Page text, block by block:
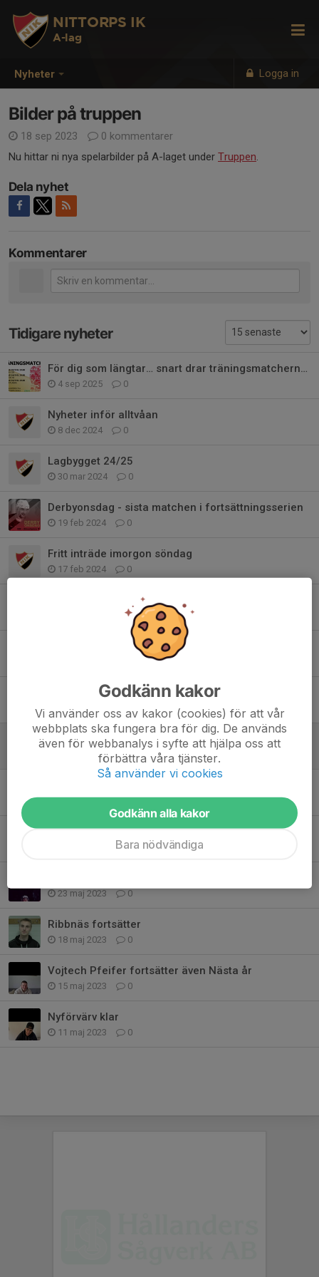
Nyheter Logga in
NITTORPS IK
A-lag
Bilder på truppen
18 sep 2023
0 kommentarer
Nu hittar ni nya spelarbilder på A-laget under Truppen.
Dela nyhet
Kommentarer
Tidigare nyheter
För dig som längtar… snart drar träningsmatcherna igång
4 sep 2025 0
Nyheter inför alltvåan
8 dec 2024 0
Lagbygget 24/25
30 mar 2024 0
Derbyonsdag - sista matchen i fortsättningsserien
19 feb 2024 0
Fritt inträde imorgon söndag
17 feb 2024 0
3 hemmamatcher på raken!
0
Hockeytipsen är rättade!
Ändrad dag och tid för helgens match mot GSK
12 dec 2023
Bilder på truppen
18 sep 2023 0
9 sep 2023 0
Rolans Vasiljevs fortsätter
0
23 maj 2023 0
Ribbnäs fortsätter
18 maj 2023 0
Vojtech Pfeifer fortsätter även Nästa år
15 maj 2023 0
Nyförvärv klar
11 maj 2023 0
Godkänn kakor
Vi använder oss av kakor (cookies) för att vår
webbplats ska fungera bra för dig. De används
även för webbanalys i syfte att hjälpa oss att
förbättra våra tjänster.
Så använder vi cookies
Godkänn alla kakor
Bara nödvändiga